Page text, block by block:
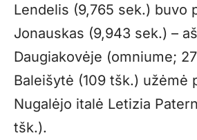
Lendelis (9,765 sek.) buvo
Jonauskas (9,943 sek.) –
Daugiakovėje (omniume;
Baleišytė (109 tšk.) užėmė
Nugalėjo italė Letizia
tšk.).